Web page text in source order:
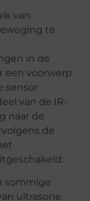
van
te
in de
een voorwerp
sensor
van de IR-
naar de
de
sommige
ultrasone